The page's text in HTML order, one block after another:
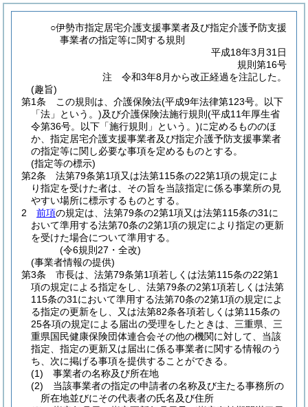
○伊勢市指定居宅介護支援事業者及び指定介護予防支援
事業者の指定等に関する規則
平成18年3月31日
規則第16号
注 令和3年8月から改正経過を注記した。
(趣旨)
第1条
この規則は、介護保険法(平成9年法律第123号。以下
「法」という。)及び介護保険法施行規則 (平成11年厚生省
令第36号。以下「施行規則」という。)に定めるもののほ
か、指定居宅介護支援事業者及び指定介護予防支援事業者
の指定等に関し必要な事項を定めるものとする。
(指定等の標示)
第2条
法第79条第1項又は法第115条の22第1項の規定によ
り指定を受けた者は、その旨を当該指定に係る事業所の見
やすい場所に標示するものとする。
2
前項の規定は、法第79条の2第1項又は法第115条の31に
おいて準用する法第70条の2第1項の規定により指定の更新
を受けた場合について準用する。
(令6規則27・全改)
(事業者情報の提供)
第3条
市長は、法第79条第1項若しくは法第115条の22第1
項の規定による指定をし、法第79条の2第1項若しくは法第
115条の31において準用する法第70条の2第1項の規定によ
る指定の更新をし、又は法第82条各項若しくは第115条の
25各項の規定による届出の受理をしたときは、三重県、三
重県国民健康保険団体連合会その他の機関に対して、当該
指定、指定の更新又は届出に係る事業者に関する情報のう
ち、次に掲げる事項を提供することができる。
(1)
事業者の名称及び所在地
(2)
当該事業者の指定の申請者の名称及び主たる事務所の
所在地並びにその代表者の氏名及び住所